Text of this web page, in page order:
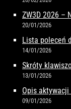
ZW3D 2026 –
20/01/2026
Lista poleceń
14/01/2026
Skróty
13/01/2026
Opis
09/01/2026